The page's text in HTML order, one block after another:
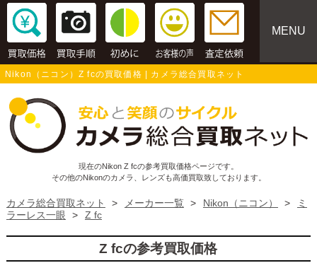
MENU
Nikon（ニコン）Z fcの買取価格 | カメラ総合買取ネット
現在のNikon Z fcの参考買取価格ページです。
その他のNikonのカメラ、レンズも高価買取致しております。
カメラ総合買取ネット > メーカー一覧 > Nikon（ニコン） >
ミ
ラーレス一眼
> Z fc
Z fcの参考買取価格